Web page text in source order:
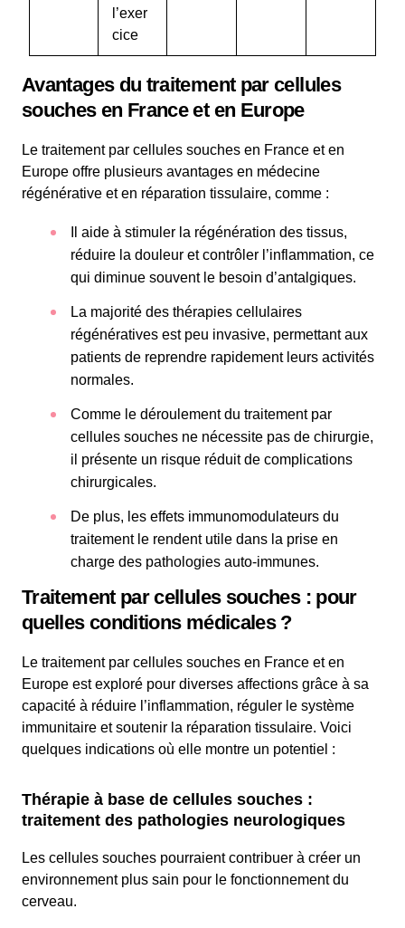
l’exer
cice
Avantages du traitement par cellules
souches en France et en Europe
Le traitement par cellules souches en France et en
Europe offre plusieurs avantages en médecine
régénérative et en réparation tissulaire, comme :
Il aide à stimuler la régénération des tissus,
réduire la douleur et contrôler l’inflammation, ce
qui diminue souvent le besoin d’antalgiques.
La majorité des thérapies cellulaires
régénératives est peu invasive, permettant aux
patients de reprendre rapidement leurs activités
normales.
Comme le déroulement du traitement par
cellules souches ne nécessite pas de chirurgie,
il présente un risque réduit de complications
chirurgicales.
De plus, les effets immunomodulateurs du
traitement le rendent utile dans la prise en
charge des pathologies auto-immunes.
Traitement par cellules souches : pour
quelles conditions médicales ?
Le traitement par cellules souches en France et en
Europe est exploré pour diverses affections grâce à sa
capacité à réduire l’inflammation, réguler le système
immunitaire et soutenir la réparation tissulaire. Voici
quelques indications où elle montre un potentiel :
Thérapie à base de cellules souches :
traitement des pathologies neurologiques
Les cellules souches pourraient contribuer à créer un
environnement plus sain pour le fonctionnement du
cerveau.